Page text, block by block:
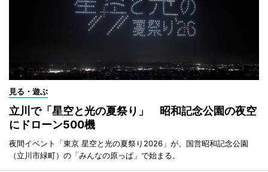
見る・遊ぶ
立川で「星空と光の夏祭り」 昭和記念公園の夜空
にドローン500機
夜間イベント「東京 星空と光の夏祭り2026」が、国営昭和記念公園
（立川市緑町）の「みんなの原っぱ」で始まる。